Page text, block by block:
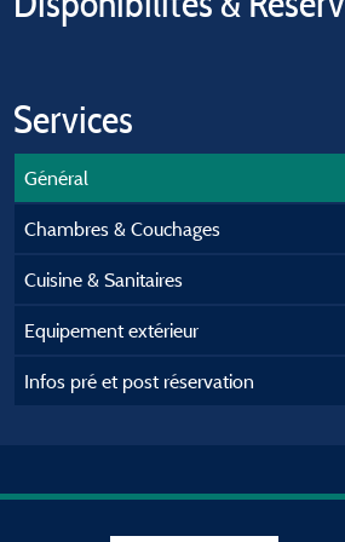
Services
Général
Chambres & Couchages
Cuisine & Sanitaires
Equipement extérieur
Infos pré et post réservation